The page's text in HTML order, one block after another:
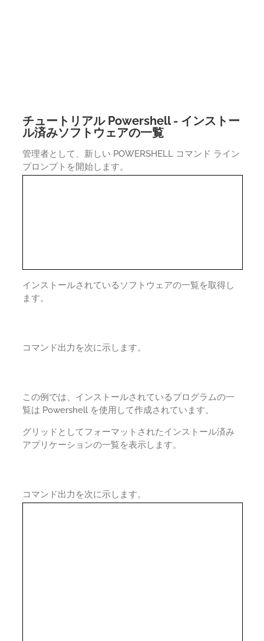
チュートリアル Powershell - インストー
ル済みソフトウェアの一覧
管理者として、新しい POWERSHELL コマンド ライン
プロンプトを開始します。
インストールされているソフトウェアの一覧を取得し
ます。
コマンド出力を次に示します。
この例では、インストールされているプログラムの一
覧は Powershell を使用して作成されています。
グリッドとしてフォーマットされたインストール済み
アプリケーションの一覧を表示します。
コマンド出力を次に示します。